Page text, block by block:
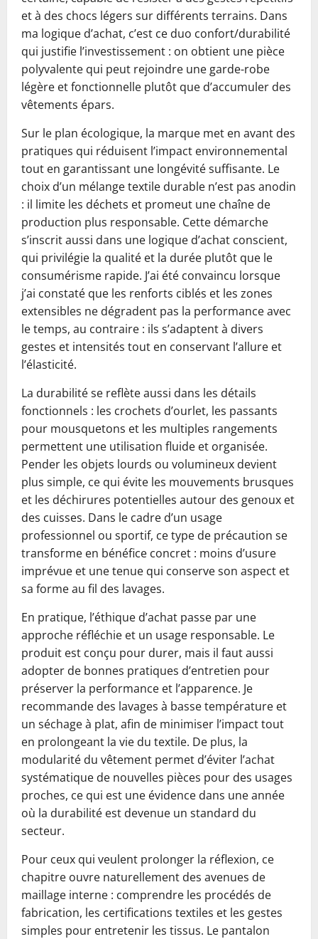
et à des chocs légers sur différents terrains. Dans
ma logique d’achat, c’est ce duo confort/durabilité
qui justifie l’investissement : on obtient une pièce
polyvalente qui peut rejoindre une garde-robe
légère et fonctionnelle plutôt que d’accumuler des
vêtements épars.
Sur le plan écologique, la marque met en avant des
pratiques qui réduisent l’impact environnemental
tout en garantissant une longévité suffisante. Le
choix d’un mélange textile durable n’est pas anodin
: il limite les déchets et promeut une chaîne de
production plus responsable. Cette démarche
s’inscrit aussi dans une logique d’achat conscient,
qui privilégie la qualité et la durée plutôt que le
consumérisme rapide. J’ai été convaincu lorsque
j’ai constaté que les renforts ciblés et les zones
extensibles ne dégradent pas la performance avec
le temps, au contraire : ils s’adaptent à divers
gestes et intensités tout en conservant l’allure et
l’élasticité.
La durabilité se reflète aussi dans les détails
fonctionnels : les crochets d’ourlet, les passants
pour mousquetons et les multiples rangements
permettent une utilisation fluide et organisée.
Pender les objets lourds ou volumineux devient
plus simple, ce qui évite les mouvements brusques
et les déchirures potentielles autour des genoux et
des cuisses. Dans le cadre d’un usage
professionnel ou sportif, ce type de précaution se
transforme en bénéfice concret : moins d’usure
imprévue et une tenue qui conserve son aspect et
sa forme au fil des lavages.
En pratique, l’éthique d’achat passe par une
approche réfléchie et un usage responsable. Le
produit est conçu pour durer, mais il faut aussi
adopter de bonnes pratiques d’entretien pour
préserver la performance et l’apparence. Je
recommande des lavages à basse température et
un séchage à plat, afin de minimiser l’impact tout
en prolongeant la vie du textile. De plus, la
modularité du vêtement permet d’éviter l’achat
systématique de nouvelles pièces pour des usages
proches, ce qui est une évidence dans une année
où la durabilité est devenue un standard du
secteur.
Pour ceux qui veulent prolonger la réflexion, ce
chapitre ouvre naturellement des avenues de
maillage interne : comprendre les procédés de
fabrication, les certifications textiles et les gestes
simples pour entretenir les tissus. Le pantalon